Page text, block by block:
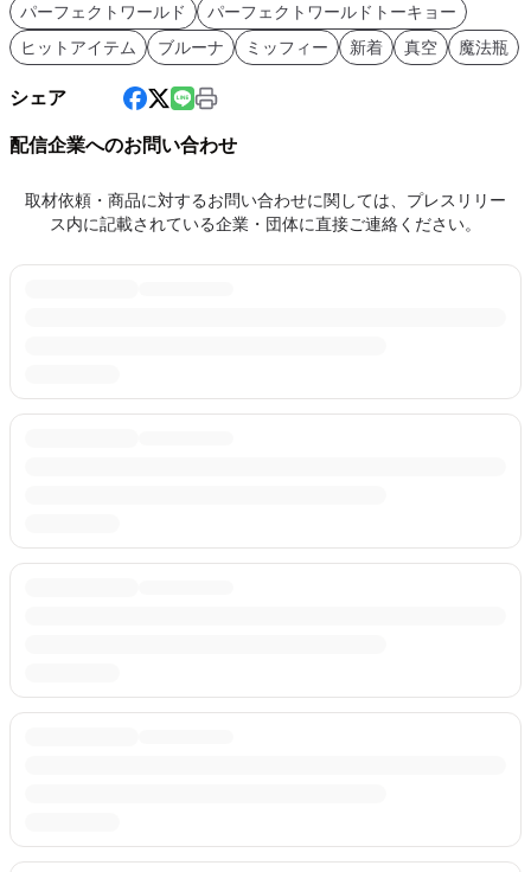
パーフェクトワールド
パーフェクトワールドトーキョー
ヒットアイテム
ブルーナ ミッフィー 新着 真空 魔法瓶
シェア
配信企業へのお問い合わせ
取材依頼・商品に対するお問い合わせに関しては、プレスリリー
ス内に記載されている企業・団体に直接ご連絡ください。